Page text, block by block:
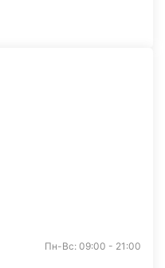
Пн-Вс: 09:00 - 21:00